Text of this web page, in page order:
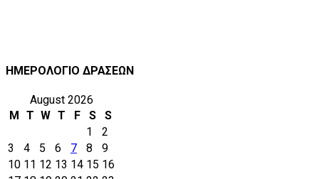
ΗΜΕΡΟΛΟΓΙΟ ΔΡΑΣΕΩΝ
August 2026
M T W T F S
S
1
2
3
4 5 6 7 8
9
10 11 12 13 14 15 16